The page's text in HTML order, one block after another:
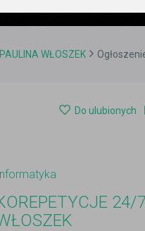
WŁOSZEK
Do ulubionych
24/